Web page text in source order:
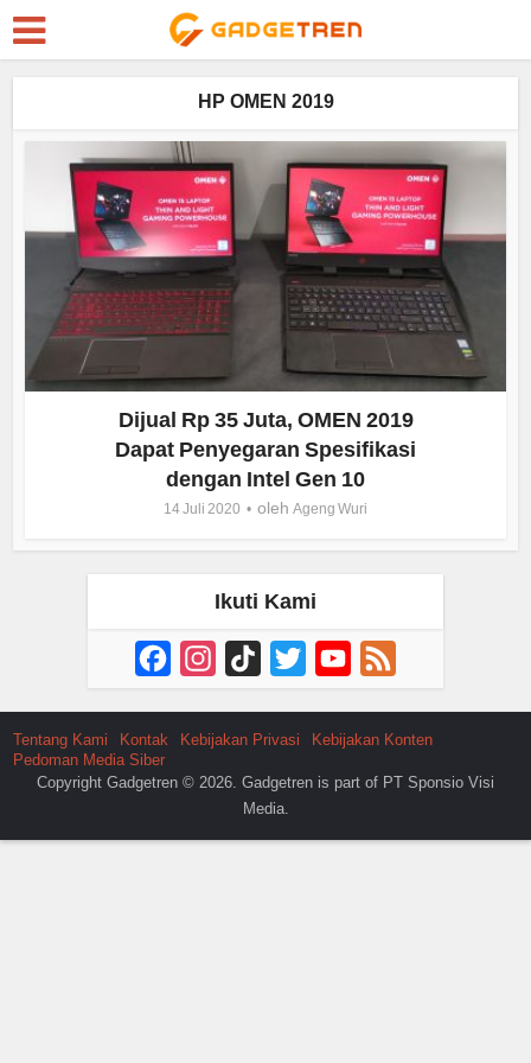
HP OMEN 2019
Dijual Rp 35 Juta, OMEN 2019
Dapat Penyegaran Spesifikasi
dengan Intel Gen 10
14 Juli 2020 oleh Ageng Wuri
Ikuti Kami
FacebookInstagram
TikTok Twitter YouTube
Channel
Tentang Kami Kontak Kebijakan Privasi
Kebijakan Konten
Pedoman Media Siber
Copyright Gadgetren © 2026. Gadgetren is part of PT Sponsio Visi
Media.